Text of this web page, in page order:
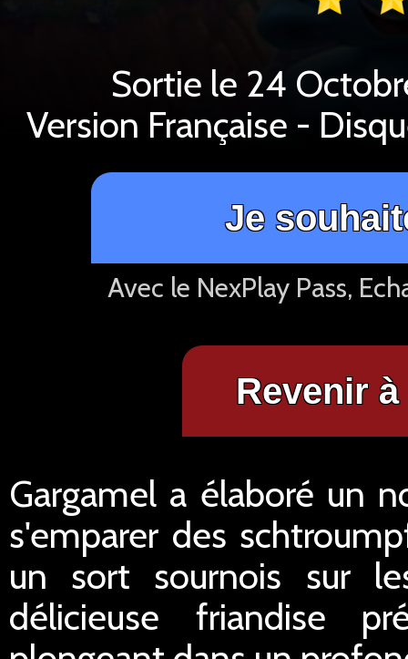
Sortie le 24
Version Française -
Je
Avec le NexPlay Pass,
Revenir
Gargamel a élaboré un
s'emparer des
un sort sournois sur
délicieuse friandise